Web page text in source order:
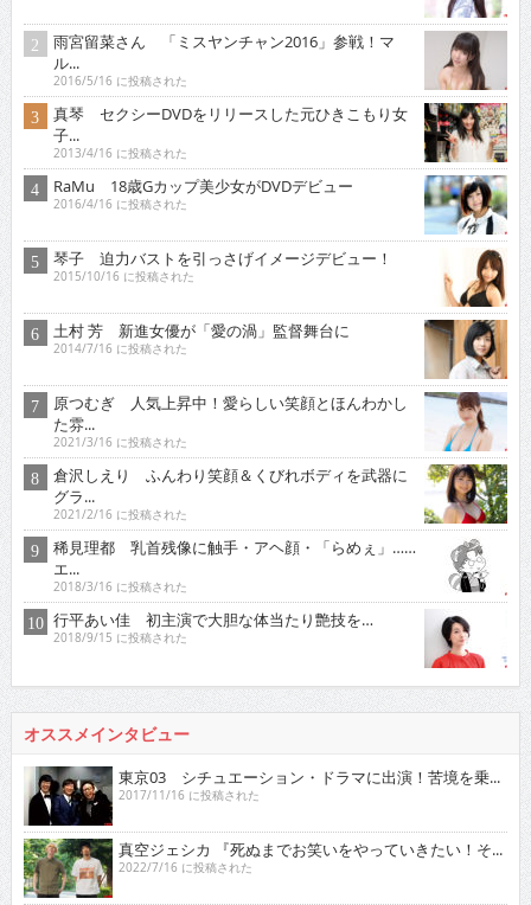
雨宮留菜さん 「ミスヤンチャン2016」参戦！マ
ル...
2016/5/16 に投稿された
真琴 セクシーDVDをリリースした元ひきこもり女
子...
2013/4/16 に投稿された
RaMu 18歳Gカップ美少女がDVDデビュー
2016/4/16 に投稿された
琴子 迫力バストを引っさげイメージデビュー！
2015/10/16 に投稿された
土村 芳 新進女優が「愛の渦」監督舞台に
2014/7/16 に投稿された
原つむぎ 人気上昇中！愛らしい笑顔とほんわかし
た雰...
2021/3/16 に投稿された
倉沢しえり ふんわり笑顔＆くびれボディを武器に
グラ...
2021/2/16 に投稿された
稀見理都 乳首残像に触手・アヘ顔・「らめぇ」……
エ...
2018/3/16 に投稿された
行平あい佳 初主演で大胆な体当たり艶技を…
2018/9/15 に投稿された
オススメインタビュー
東京03 シチュエーション・ドラマに出演！苦境を乗...
2017/11/16 に投稿された
真空ジェシカ 『死ぬまでお笑いをやっていきたい！そ...
2022/7/16 に投稿された